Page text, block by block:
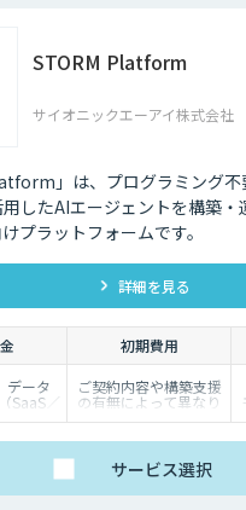
ット
の利用
の通り
ン
たり
STORM Platform
サイオニックエーアイ株式会社
」は、プログラミング
したAIエージェントを構築・
プラットフォームです。
詳細を見る
初期費用
データ
SaaS／
）に応
ご契約内容や構築支援
の有無によって異なり
ます。詳しくはご相談
サービス選択